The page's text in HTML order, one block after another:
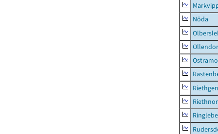
Nöda
Riethgen